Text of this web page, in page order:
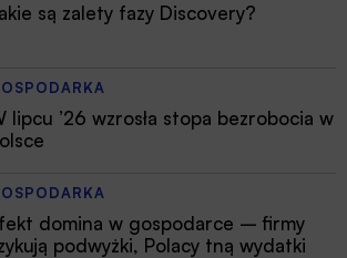
są zalety fazy Discovery?
lipcu ’26 wzrosła stopa bezrobocia w
domina w gospodarce – firmy
podwyżki, Polacy tną wydatki